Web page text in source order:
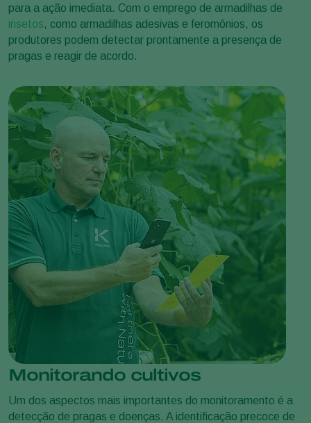
para a ação imediata. Com o emprego de armadilhas de
insetos, como armadilhas adesivas e feromônios, os
produtores podem detectar prontamente a presença de
pragas e reagir de acordo.
Monitorando cultivos
Um dos aspectos mais importantes do monitoramento é a
detecção de pragas e doenças. A identificação precoce de